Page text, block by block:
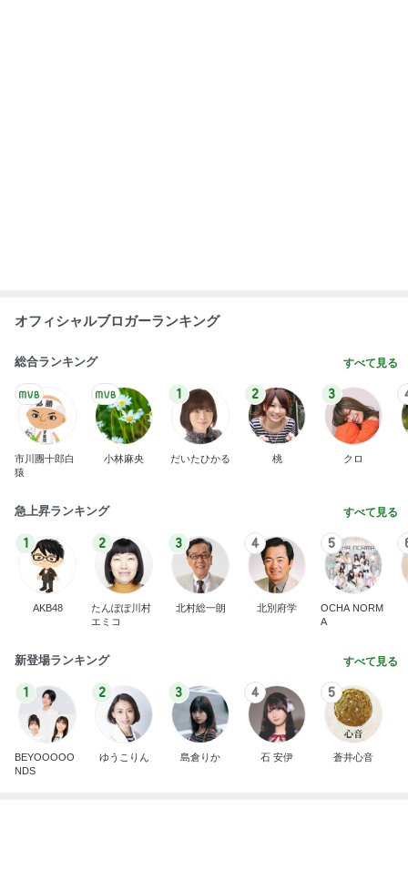
オフィシャルブロガーランキング
総合ランキング すべて見る
市川團十郎白
猿
小林麻央
1
だいたひかる
2
桃
3
クロ
急上昇ランキング すべて見る
1
AKB48
2
たんぽぽ川村
エミコ
3
北村総一朗
4
北別府学
5
OCHA NORM
A
新登場ランキング すべて見る
1
BEYOOOOO
NDS
2
ゆうこりん
3
島倉りか
4
石 安伊
5
蒼井心音